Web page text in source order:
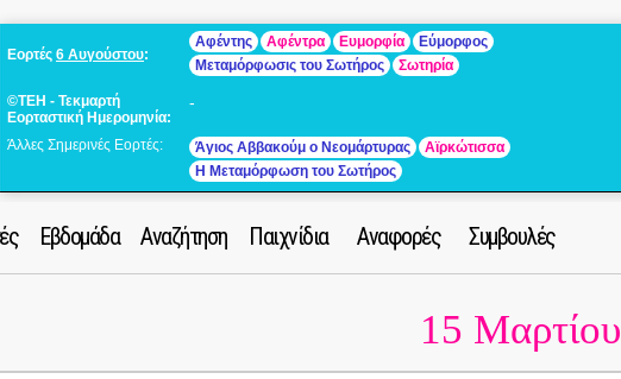
Εορτές 6 Αυγούστου:
Αφέντης Αφέντρα Ευμορφία
Εύμορφος
Μεταμόρφωσις του Σωτήρος
Σωτηρία
©ΤΕΗ - Τεκμαρτή
Εορταστική Ημερομηνία:
-
Άλλες Σημερινές Εορτές: Άγιος Αββακούμ ο Νεομάρτυρας
Αϊρκώτισσα
Η Μεταμόρφωση του Σωτήρος
Εβδομάδα Αναζήτηση Παιχνίδια Αναφορές Συμβουλές
15 Μαρτίου